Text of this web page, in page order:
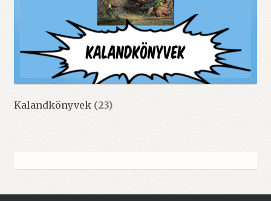
Kalandkönyvek (23)